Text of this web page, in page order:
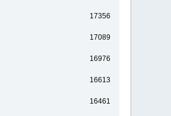
17356
17089
16976
16613
16461